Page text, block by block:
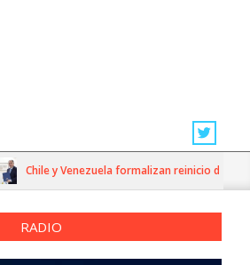
Chile y Venezuela formalizan reinicio de
RADIO